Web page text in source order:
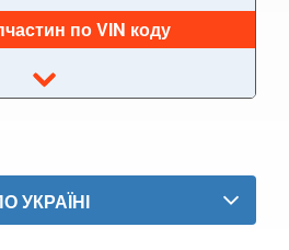
E68
по VIN коду
УКРАЇНІ